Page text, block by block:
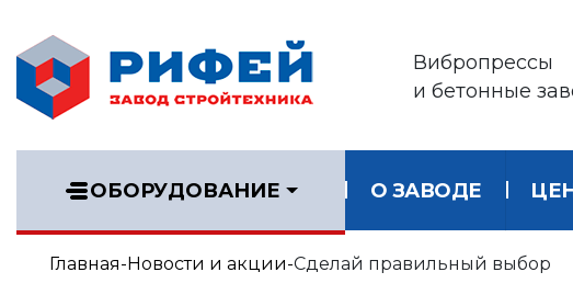
Вибропрессы
и бетонные
ОБОРУДОВАНИЕ О ЗАВОДЕ
Главная Новости и акции Сделай правильный выбор